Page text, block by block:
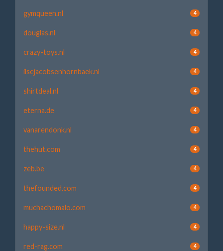
gymqueen.nl 4
douglas.nl 4
crazy-toys.nl 4
ilsejacobsenhornbaek.nl 4
shirtdeal.nl 4
eterna.de 4
vanarendonk.nl 4
thehut.com 4
zeb.be 4
thefounded.com 4
muchachomalo.com 4
happy-size.nl 4
red-rag.com 4